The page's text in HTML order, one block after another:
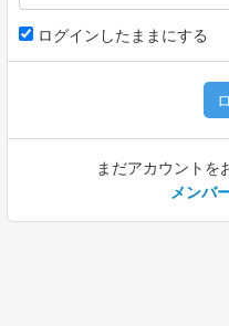
ログインしたままにする
まだアカウントを
メンバ